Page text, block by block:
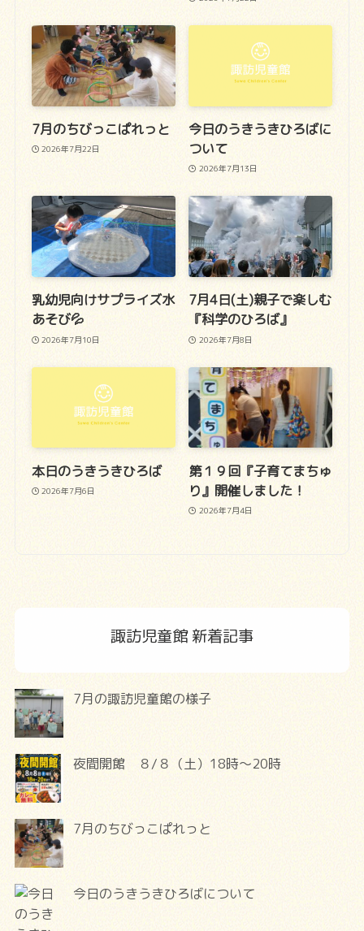
7月のちびっこぱれっと
2026年7月22日
今日のうきうきひろばに
ついて
2026年7月13日
乳幼児向けサプライズ水
あそび💦
2026年7月10日
7月4日(土)親子で楽しむ
『科学のひろば』
2026年7月8日
本日のうきうきひろば
2026年7月6日
第１９回『子育てまちゅ
り』開催しました！
2026年7月4日
諏訪児童館 新着記事
7月の諏訪児童館の様子
夜間開館 ８/８（土）18時～20時
7月のちびっこぱれっと
今日のうきうきひろばについて